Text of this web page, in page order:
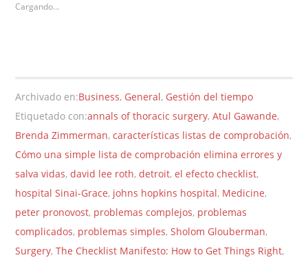
Cargando...
Archivado en:Business, General, Gestión del tiempo
Etiquetado con:annals of thoracic surgery,Atul Gawande,
Brenda Zimmerman,características listas de comprobación,
Cómo una simple lista de comprobación elimina errores y
salva vidas,david lee roth,detroit,el efecto checklist,
hospital Sinai-Grace, johns hopkins hospital, Medicine,
peter pronovost, problemas complejos, problemas
complicados, problemas simples,Sholom Glouberman,
Surgery,The Checklist Manifesto: How to Get Things Right,